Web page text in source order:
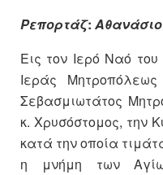
Ρεπορτάζ:
Εις τον Ιερό Ναό
Ιεράς
Σεβασμιωτάτος
κ. Χρυσόστομος, την
κατά την οποία
η μνήμη των